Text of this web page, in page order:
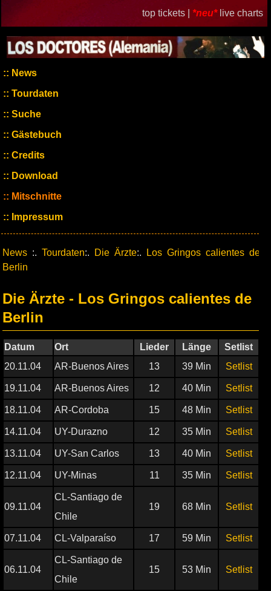
top tickets | *neu* live charts
News
Tourdaten
Suche
Gästebuch
Credits
Download
Mitschnitte
Impressum
News :. Tourdaten:. Die Ärzte:.
Los Gringos calientes de
Berlin
Die Ärzte - Los Gringos calientes de
Berlin
Datum Ort Lieder Länge
Setlist
20.11.04
AR-Buenos Aires 13 39 Min Setlist
19.11.04 AR-Buenos Aires 12 40 Min Setlist
18.11.04 AR-Cordoba 15 48 Min Setlist
14.11.04 UY-Durazno 12 35 Min Setlist
13.11.04 UY-San Carlos 13 40 Min Setlist
12.11.04 UY-Minas 11 35 Min Setlist
09.11.04
CL-Santiago de
Chile
19 68 Min Setlist
07.11.04 CL-Valparaíso 17 59 Min Setlist
06.11.04
CL-Santiago de
Chile
15 53 Min Setlist